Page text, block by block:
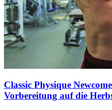
Classic Physique
Vorbereitung auf die